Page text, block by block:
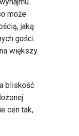
może
jaką
gości.
większy
bliskość
cen tak,